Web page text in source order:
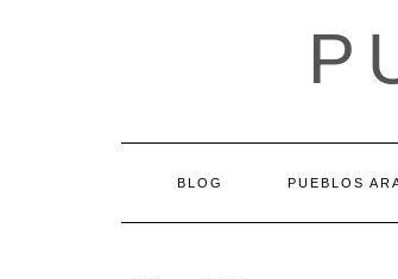
BLOG PUEBLOS